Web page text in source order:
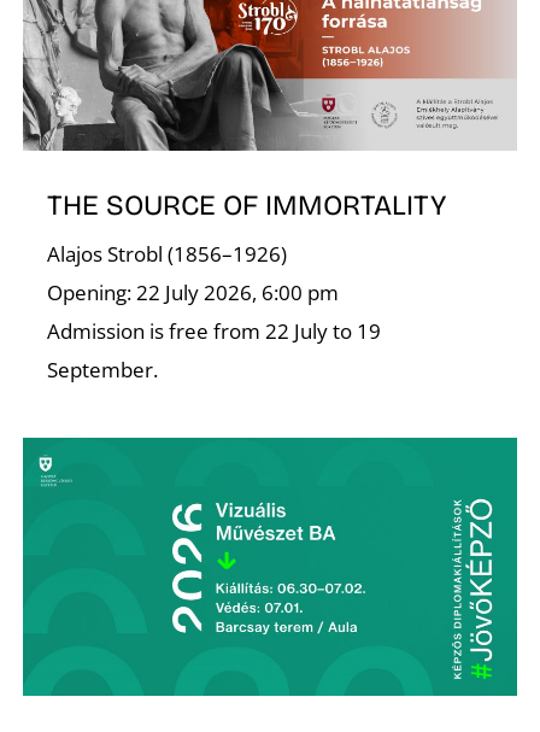
THE SOURCE OF IMMORTALITY
Alajos Strobl (1856–1926)
Opening: 22 July 2026, 6:00 pm
Admission is free from 22 July to 19
September.